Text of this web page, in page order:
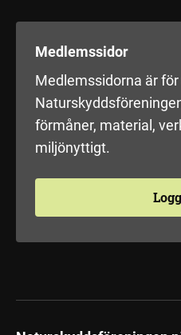
Medlemssidor
Medlemssidorna är
förmåner, material,
miljönyttigt.